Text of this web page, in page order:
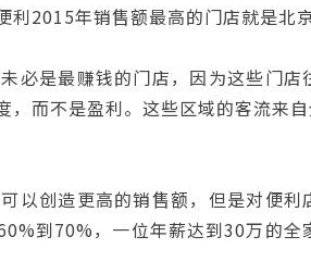
2015年销售额最高的门店就是北京
必是最赚钱的门店，因为这些门
，而不是盈利。这些区域的客流来
以创造更高的销售额，但是对便
到70%，一位年薪达到30万的